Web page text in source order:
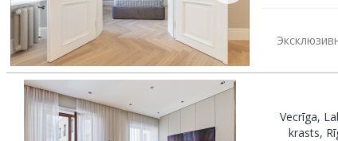
Vecrīga,
krasts,